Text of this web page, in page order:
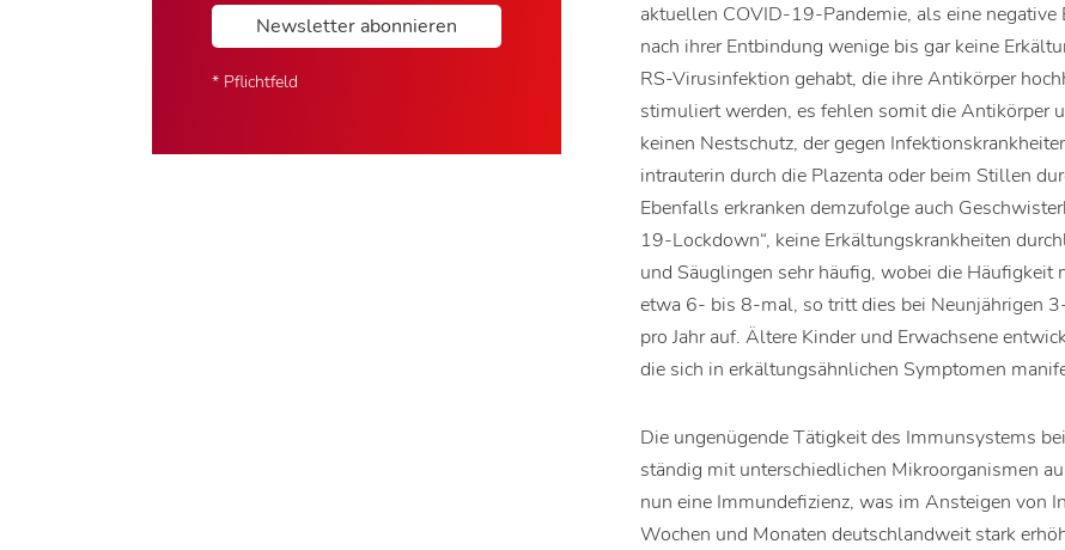
Newsletter abonnieren
* Pflichtfeld
aktuellen COVID-19-Pandemie, als eine
nach ihrer Entbindung wenige bis gar keine
RS-Virusinfektion gehabt, die ihre Antikörper
stimuliert werden, es fehlen somit die Antikörper
keinen Nestschutz, der gegen
intrauterin durch die Plazenta oder beim Stillen
Ebenfalls erkranken demzufolge auch
19-Lockdown“, keine Erkältungskrankheiten
und Säuglingen sehr häufig, wobei die
etwa 6- bis 8-mal, so tritt dies bei Neunjährigen
pro Jahr auf. Ältere Kinder und Erwachsene
die sich in erkältungsähnlichen Symptomen
Die ungenügende Tätigkeit des Immunsystems
ständig mit unterschiedlichen Mikroorganismen
nun eine Immundefizienz, was im Ansteigen von
Wochen und Monaten deutschlandweit stark